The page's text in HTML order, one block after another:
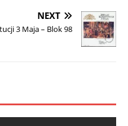
NEXT
3 Maja – Blok 98